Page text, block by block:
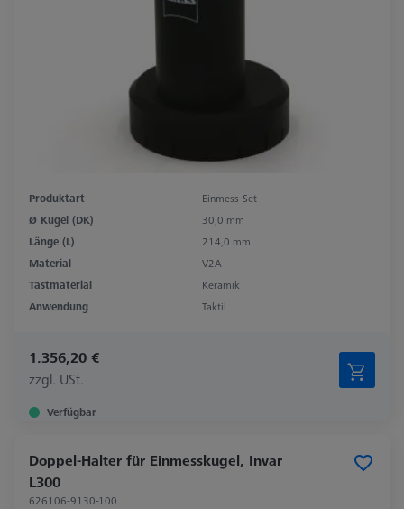
Produktart
Einmess-Set
Ø Kugel (DK)
30,0 mm
Länge (L)
214,0 mm
Material
V2A
Tastmaterial
Keramik
Anwendung
Taktil
1.356,20 €
zzgl. USt.
Verfügbar
Doppel-Halter für Einmesskugel, Invar
L300
626106-9130-100